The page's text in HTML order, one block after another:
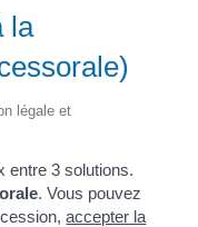
la
légale et
entre 3 solutions.
. Vous pouvez
accepter la